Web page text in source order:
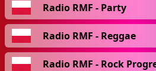
Radio RMF - Party
Radio RMF - Reggae
Radio RMF - Rock